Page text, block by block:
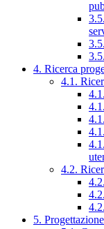
4. Ricerca
4.1.
4.2.
5.